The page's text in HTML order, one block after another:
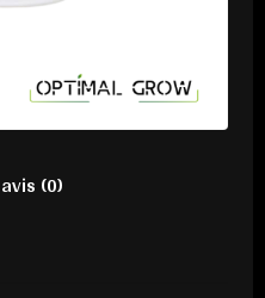
(0)